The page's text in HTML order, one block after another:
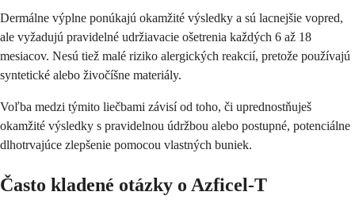
Dermálne výplne ponúkajú okamžité výsledky a sú lacnejšie vopred,
ale vyžadujú pravidelné udržiavacie ošetrenia každých 6 až 18
mesiacov. Nesú tiež malé riziko alergických reakcií, pretože používajú
syntetické alebo živočíšne materiály.
Voľba medzi týmito liečbami závisí od toho, či uprednostňuješ
okamžité výsledky s pravidelnou údržbou alebo postupné, potenciálne
dlhotrvajúce zlepšenie pomocou vlastných buniek.
Často kladené otázky o Azficel-T